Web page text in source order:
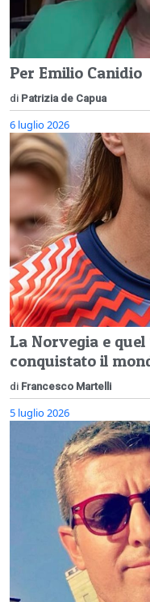
Per Emilio Canidio
di Patrizia de Capua
6 luglio 2026
La Norvegia e
conquistato il
di Francesco Martelli
5 luglio 2026